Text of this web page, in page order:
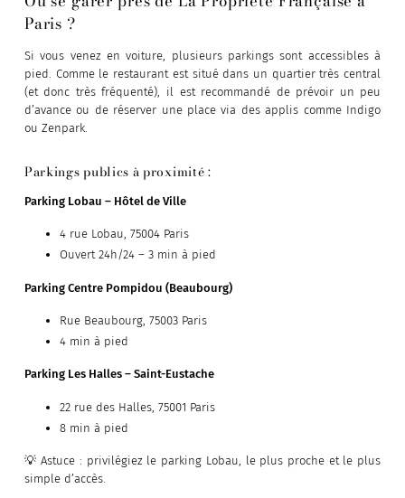
Paris ?
Si vous venez en voiture, plusieurs parkings sont accessibles à
pied. Comme le restaurant est situé dans un quartier très central
(et donc très fréquenté), il est recommandé de prévoir un peu
d’avance ou de réserver une place via des applis comme Indigo
ou Zenpark.
Parkings publics à proximité :
Parking Lobau – Hôtel de Ville
4 rue Lobau, 75004 Paris
Ouvert 24h/24 – 3 min à pied
Parking Centre Pompidou (Beaubourg)
Rue Beaubourg, 75003 Paris
4 min à pied
Parking Les Halles – Saint-Eustache
22 rue des Halles, 75001 Paris
8 min à pied
💡 Astuce : privilégiez le parking Lobau, le plus proche et le plus
simple d’accès.